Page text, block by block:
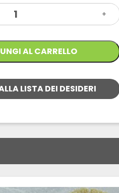
+
AL CARRELLO
LISTA DEI DESIDERI